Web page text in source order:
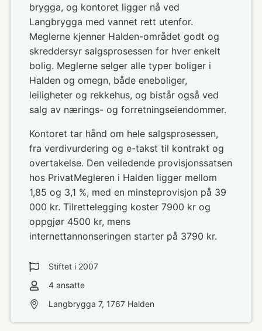
brygga, og kontoret ligger nå ved
Langbrygga med vannet rett utenfor.
Meglerne kjenner Halden-området godt og
skreddersyr salgsprosessen for hver enkelt
bolig. Meglerne selger alle typer boliger i
Halden og omegn, både eneboliger,
leiligheter og rekkehus, og bistår også ved
salg av nærings- og forretningseiendommer.
Kontoret tar hånd om hele salgsprosessen,
fra verdivurdering og e-takst til kontrakt og
overtakelse. Den veiledende provisjonssatsen
hos PrivatMegleren i Halden ligger mellom
1,85 og 3,1 %, med en minsteprovisjon på 39
000 kr. Tilrettelegging koster 7900 kr og
oppgjør 4500 kr, mens
internettannonseringen starter på 3790 kr.
Stiftet i 2007
4ansatte
Langbrygga 7, 1767 Halden